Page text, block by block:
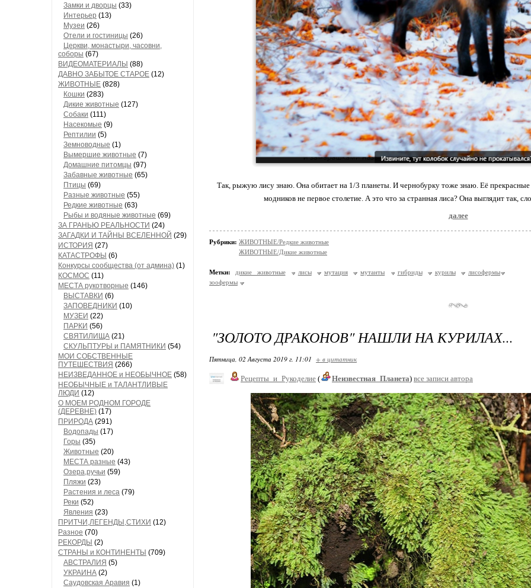
Замки и дворцы (33)
Интерьер (13)
Музеи (26)
Отели и гостиницы (26)
Церкви, монастыри, часовни,
соборы (67)
ВИДЕОМАТЕРИАЛЫ (88)
ДАВНО ЗАБЫТОЕ СТАРОЕ (12)
ЖИВОТНЫЕ (828)
Кошки (283)
Дикие животные (127)
Собаки (111)
Насекомые (9)
Рептилии (5)
Земноводные (1)
Вымершие животные (7)
Домашние питомцы (97)
Забавные животные (65)
Птицы (69)
Разные животные (55)
Редкие животные (63)
Рыбы и водяные животные (69)
ЗА ГРАНЬЮ РЕАЛЬНОСТИ (24)
ЗАГАДКИ И ТАЙНЫ ВСЕЛЕННОЙ (29)
ИСТОРИЯ (27)
КАТАСТРОФЫ (6)
Конкурсы сообщества (от админа) (1)
КОСМОС (11)
МЕСТА рукотворные (146)
ВЫСТАВКИ (6)
ЗАПОВЕДНИКИ (10)
МУЗЕИ (22)
ПАРКИ (56)
СВЯТИЛИЩА (21)
СКУЛЬПТУРЫ и ПАМЯТНИКИ (54)
МОИ СОБСТВЕННЫЕ
ПУТЕШЕСТВИЯ (266)
НЕИЗВЕДАННОЕ и НЕОБЫЧНОЕ (58)
НЕОБЫЧНЫЕ и ТАЛАНТЛИВЫЕ
ЛЮДИ (12)
О МОЕМ РОДНОМ ГОРОДЕ
(ДЕРЕВНЕ) (17)
ПРИРОДА (291)
Водопады (17)
Горы (35)
Животные (20)
МЕСТА разные (43)
Озера,ручьи (59)
Пляжи (23)
Растения и леса (79)
Реки (52)
Явления (23)
ПРИТЧИ,ЛЕГЕНДЫ,СТИХИ (12)
Разное (70)
РЕКОРДЫ (2)
СТРАНЫ и КОНТИНЕНТЫ (709)
АВСТРАЛИЯ (5)
УКРАИНА (2)
Саудовская Аравия (1)
Так, рыжую лису знаю. Она обитает на 1/3 планеты. И чернобурку тоже знаю. Её
модников не первое столетие. А это что за странная лиса? Она выглядит так,
далее
Рубрики: ЖИВОТНЫЕ/Редкие животные
ЖИВОТНЫЕ/Дикие животные
Метки: дикие животные лисы мутация мутанты гибриды курилы
лисофермы
зоофермы
"ЗОЛОТО ДРАКОНОВ" НАШЛИ НА КУРИЛАХ...
Пятница, 02 Августа 2019 г. 11:01 + в цитатник
Рецепты_и_Рукоделие ( Неизвестная_Планета) все записи автора